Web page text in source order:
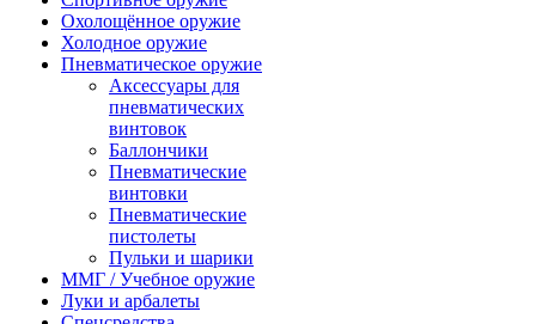
Охолощённое оружие
Холодное оружие
Пневматическое оружие
Аксессуары для
пневматических
винтовок
Баллончики
Пневматические
винтовки
Пневматические
пистолеты
Пульки и шарики
ММГ / Учебное оружие
Луки и арбалеты